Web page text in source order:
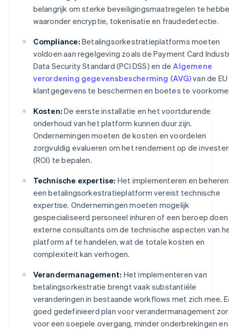
belangrijk om sterke beveiligingsmaatregelen te
waaronder encryptie, tokenisatie en fraudedetectie.
Compliance: Betalingsorkestratieplatforms moeten
voldoen aan regelgeving zoals de Payment Card
Data Security Standard (PCI DSS) en de Algemene
verordening gegevensbescherming (AVG)van de
klantgegevens te beschermen en boetes te
Kosten: De eerste installatie en het voortdurende
onderhoud van het platform kunnen duur zijn.
Ondernemingen moeten de kosten en voordelen
zorgvuldig evalueren om het rendement op de
(ROI) te bepalen.
Technische expertise: Het implementeren en
een betalingsorkestratieplatform vereist technische
expertise. Ondernemingen moeten mogelijk
gespecialiseerd personeel inhuren of een beroep
externe consultants om de technische aspecten van
platform af te handelen, wat de totale kosten en
complexiteit kan verhogen.
Verandermanagement: Het implementeren van
betalingsorkestratie brengt vaak substantiële
veranderingen in bestaande workflows met zich mee.
goed gedefinieerd plan voor verandermanagement
voor een soepele overgang, minder onderbrekingen en